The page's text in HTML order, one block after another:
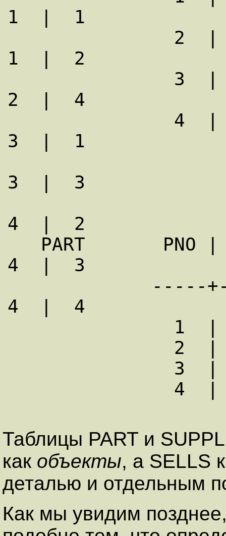
1  |  1
1  |  2
2  |  4
3  |  1
3  |  3
4  |  2
4  |  3
4  |  4
Таблицы PART и
как объекты, а SELLS
деталью и отдельным
Как мы увидим